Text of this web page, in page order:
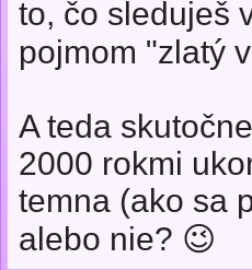
to, čo sleduješ
pojmom "zlatý
A teda
2000 rokmi
temna (ako sa
alebo nie? 😉